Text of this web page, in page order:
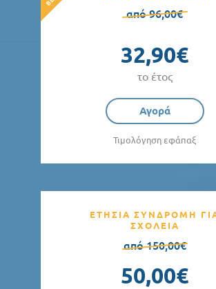
από 96,00€
32,90€
το έτος
Αγορά
Τιμολόγηση εφάπαξ
ΕΤΗΣΙΑ ΣΥΝΔΡΟΜΗ
ΣΧΟΛΕΙΑ
από 150,00€
50,00€